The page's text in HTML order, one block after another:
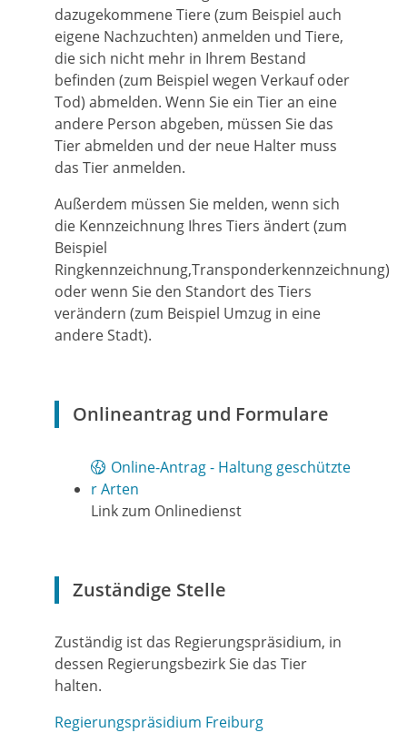
dazugekommene Tiere (zum Beispiel auch
eigene Nachzuchten) anmelden und Tiere,
die sich nicht mehr in Ihrem Bestand
befinden (zum Beispiel wegen Verkauf oder
Tod) abmelden. Wenn Sie ein Tier an eine
andere Person abgeben, müssen Sie das
Tier abmelden und der neue Halter muss
das Tier anmelden.
Außerdem müssen Sie melden, wenn sich
die Kennzeichnung Ihres Tiers ändert (zum
Beispiel
Ringkennzeichnung,Transponderkennzeichnung)
oder wenn Sie den Standort des Tiers
verändern (zum Beispiel Umzug in eine
andere Stadt).
Onlineantrag und Formulare
Online-Antrag - Haltung geschützte
r Arten
Link zum Onlinedienst
Zuständige Stelle
Zuständig ist das Regierungspräsidium, in
dessen Regierungsbezirk Sie das Tier
halten.
Regierungspräsidium Freiburg